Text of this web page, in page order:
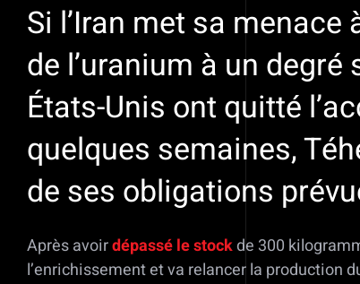
Si l’Iran met sa
de l’uranium à un
États-Unis ont quitté
quelques semaines,
de ses obligations
Après avoirdépassé le stockde 300
l’enrichissement et va relancer la production